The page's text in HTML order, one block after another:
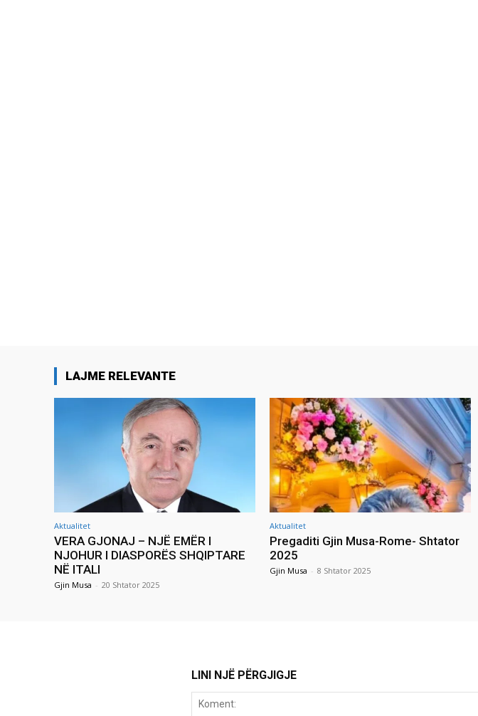
LAJME RELEVANTE
Aktualitet
VERA GJONAJ – NJË EMËR I
NJOHUR I DIASPORËS SHQIPTARE
NË ITALI
Gjin Musa - 20 Shtator 2025
Aktualitet
Pregaditi Gjin Musa-Rome- Shtator
2025
Gjin Musa - 8 Shtator 2025
LINI NJË PËRGJIGJE